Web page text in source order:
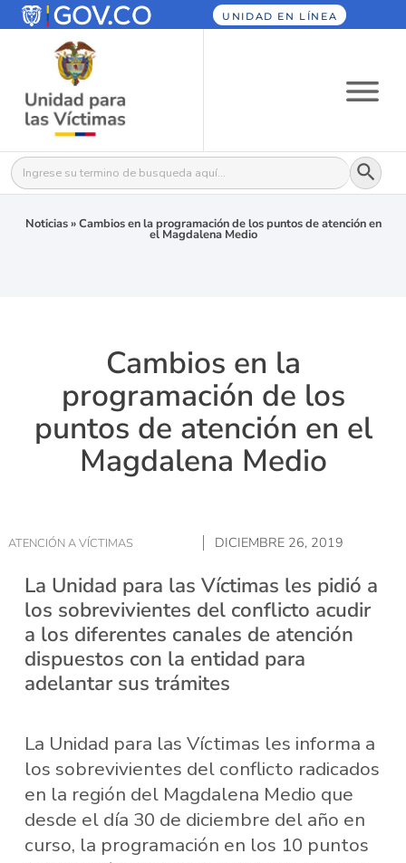
UNIDAD EN LÍNEA
Buscar: Botón
Noticias»Cambios en la programación de los puntos de atención en
el Magdalena Medio
Cambios en la
programación de los
puntos de atención en el
Magdalena Medio
ATENCIÓN A VÍCTIMAS DICIEMBRE 26, 2019
La Unidad para las Víctimas les pidió a
los sobrevivientes del conflicto acudir
a los diferentes canales de atención
dispuestos con la entidad para
adelantar sus trámites
La Unidad para las Víctimas les informa a
los sobrevivientes del conflicto radicados
en la región del Magdalena Medio que
desde el día 30 de diciembre del año en
curso, la programación en los 10 puntos